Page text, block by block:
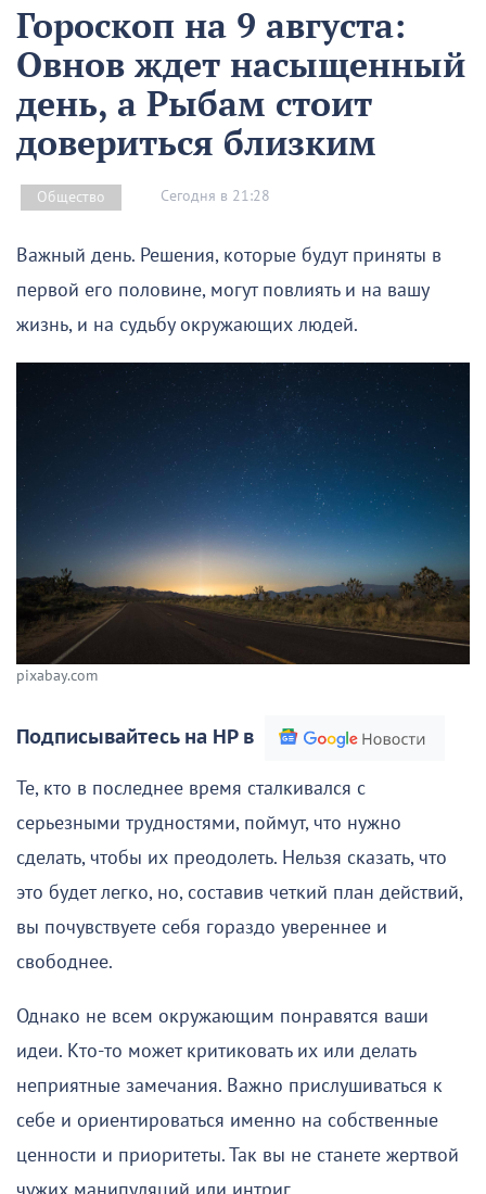
Гороскоп на 9 августа:
Овнов ждет насыщенный
день, а Рыбам стоит
довериться близким
Общество Сегодня в 21:28
Важный день. Решения, которые будут приняты в
первой его половине, могут повлиять и на вашу
жизнь, и на судьбу окружающих людей.
pixabay.com
Подписывайтесь на НР в
Те, кто в последнее время сталкивался с
серьезными трудностями, поймут, что нужно
сделать, чтобы их преодолеть. Нельзя сказать, что
это будет легко, но, составив четкий план действий,
вы почувствуете себя гораздо увереннее и
свободнее.
Однако не всем окружающим понравятся ваши
идеи. Кто-то может критиковать их или делать
неприятные замечания. Важно прислушиваться к
себе и ориентироваться именно на собственные
ценности и приоритеты. Так вы не станете жертвой